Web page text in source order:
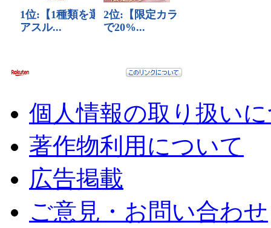
個人情報の取り扱い
著作物利用について
広告掲載
ご意見・お問い合わせ